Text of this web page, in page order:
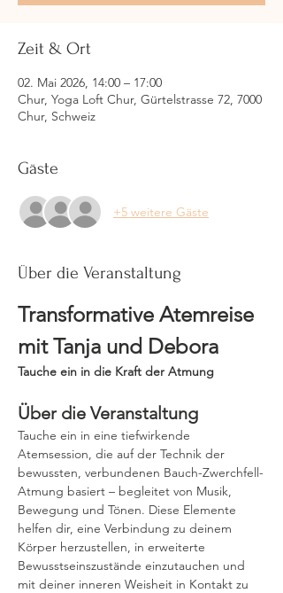
Zeit & Ort
02. Mai 2026, 14:00 – 17:00
Chur, Yoga Loft Chur, Gürtelstrasse 72, 7000
Chur, Schweiz
Gäste
+5 weitere Gäste
Über die Veranstaltung
Transformative Atemreise
mit Tanja und Debora
Tauche ein in die Kraft der Atmung
Über die Veranstaltung
Tauche ein in eine tiefwirkende
Atemsession, die auf der Technik der
bewussten, verbundenen Bauch-Zwerchfell-
Atmung basiert – begleitet von Musik,
Bewegung und Tönen. Diese Elemente
helfen dir, eine Verbindung zu deinem
Körper herzustellen, in erweiterte
Bewusstseinszustände einzutauchen und
mit deiner inneren Weisheit in Kontakt zu